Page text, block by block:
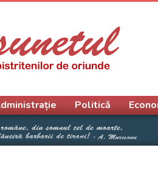
Politică